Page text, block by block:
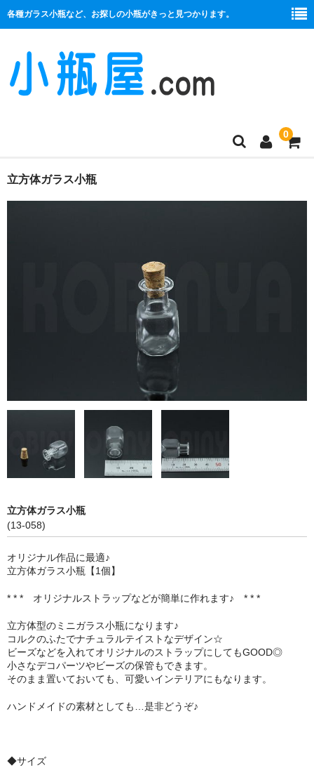
各種ガラス小瓶など、お探しの小瓶がきっと見つかります。
0
商品一覧
ストラップ付き
セット
単品
セット
単品
セット
パーツ
アウトレット
立方体ガラス小瓶
立方体ガラス小瓶
(13-058)
オリジナル作品に最適♪
立方体ガラス小瓶【1個】
* * * オリジナルストラップなどが簡単に作れます♪ * * *
立方体型のミニガラス小瓶になります♪
コルクのふたでナチュラルテイストなデザイン☆
ビーズなどを入れてオリジナルのストラップにしてもGOOD◎
小さなデコパーツやビーズの保管もできます。
そのまま置いておいても、可愛いインテリアにもなります。
ハンドメイドの素材としても…是非どうぞ♪
◆サイズ